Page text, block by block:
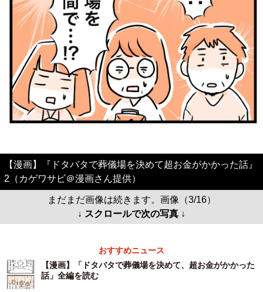
【漫画】『ドタバタで葬儀場を決めて超お金がかかった話』
2（カゲワサビ＠漫画さん提供）
まだまだ画像は続きます。画像（3/16）
↓ スクロールで次の写真 ↓
おすすめニュース
【漫画】「ドタバタで葬儀場を決めて、超お金がかかった
話」全編を読む